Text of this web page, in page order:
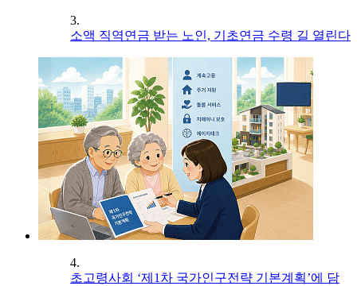
3.
소액 직역연금 받는 노인, 기초연금 수령 길 열린다
4.
초고령사회 ‘제1차 국가인구전략 기본계획’에 담